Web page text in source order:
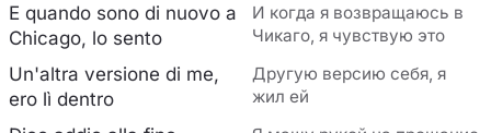
E quando sono di nuovo a
Chicago, lo sento
И когда я возвращаюсь в
Чикаго, я чувствую это
Un'altra versione di me,
ero lì dentro
Другую версию себя, я
жил ей